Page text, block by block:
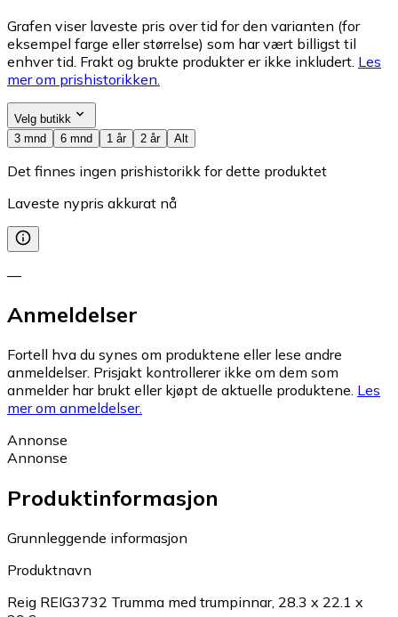
Grafen viser laveste pris over tid for den varianten (for
eksempel farge eller størrelse) som har vært billigst til
enhver tid. Frakt og brukte produkter er ikke inkludert. Les
mer om prishistorikken.
Velg butikk
3 mnd
6 mnd 1 år 2 år Alt
Det finnes ingen prishistorikk for dette produktet
Laveste nypris akkurat nå
—
Anmeldelser
Fortell hva du synes om produktene eller lese andre
anmeldelser. Prisjakt kontrollerer ikke om dem som
anmelder har brukt eller kjøpt de aktuelle produktene. Les
mer om anmeldelser.
Annonse
Annonse
Produktinformasjon
Grunnleggende informasjon
Produktnavn
Reig REIG3732 Trumma med trumpinnar, 28.3 x 22.1 x